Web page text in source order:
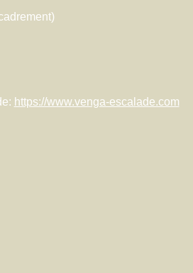
https://www.venga-escalade.com